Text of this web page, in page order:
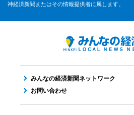
神経済新聞またはその情報提供者に属します。
みんなの経済新聞ネットワーク
お問い合わせ